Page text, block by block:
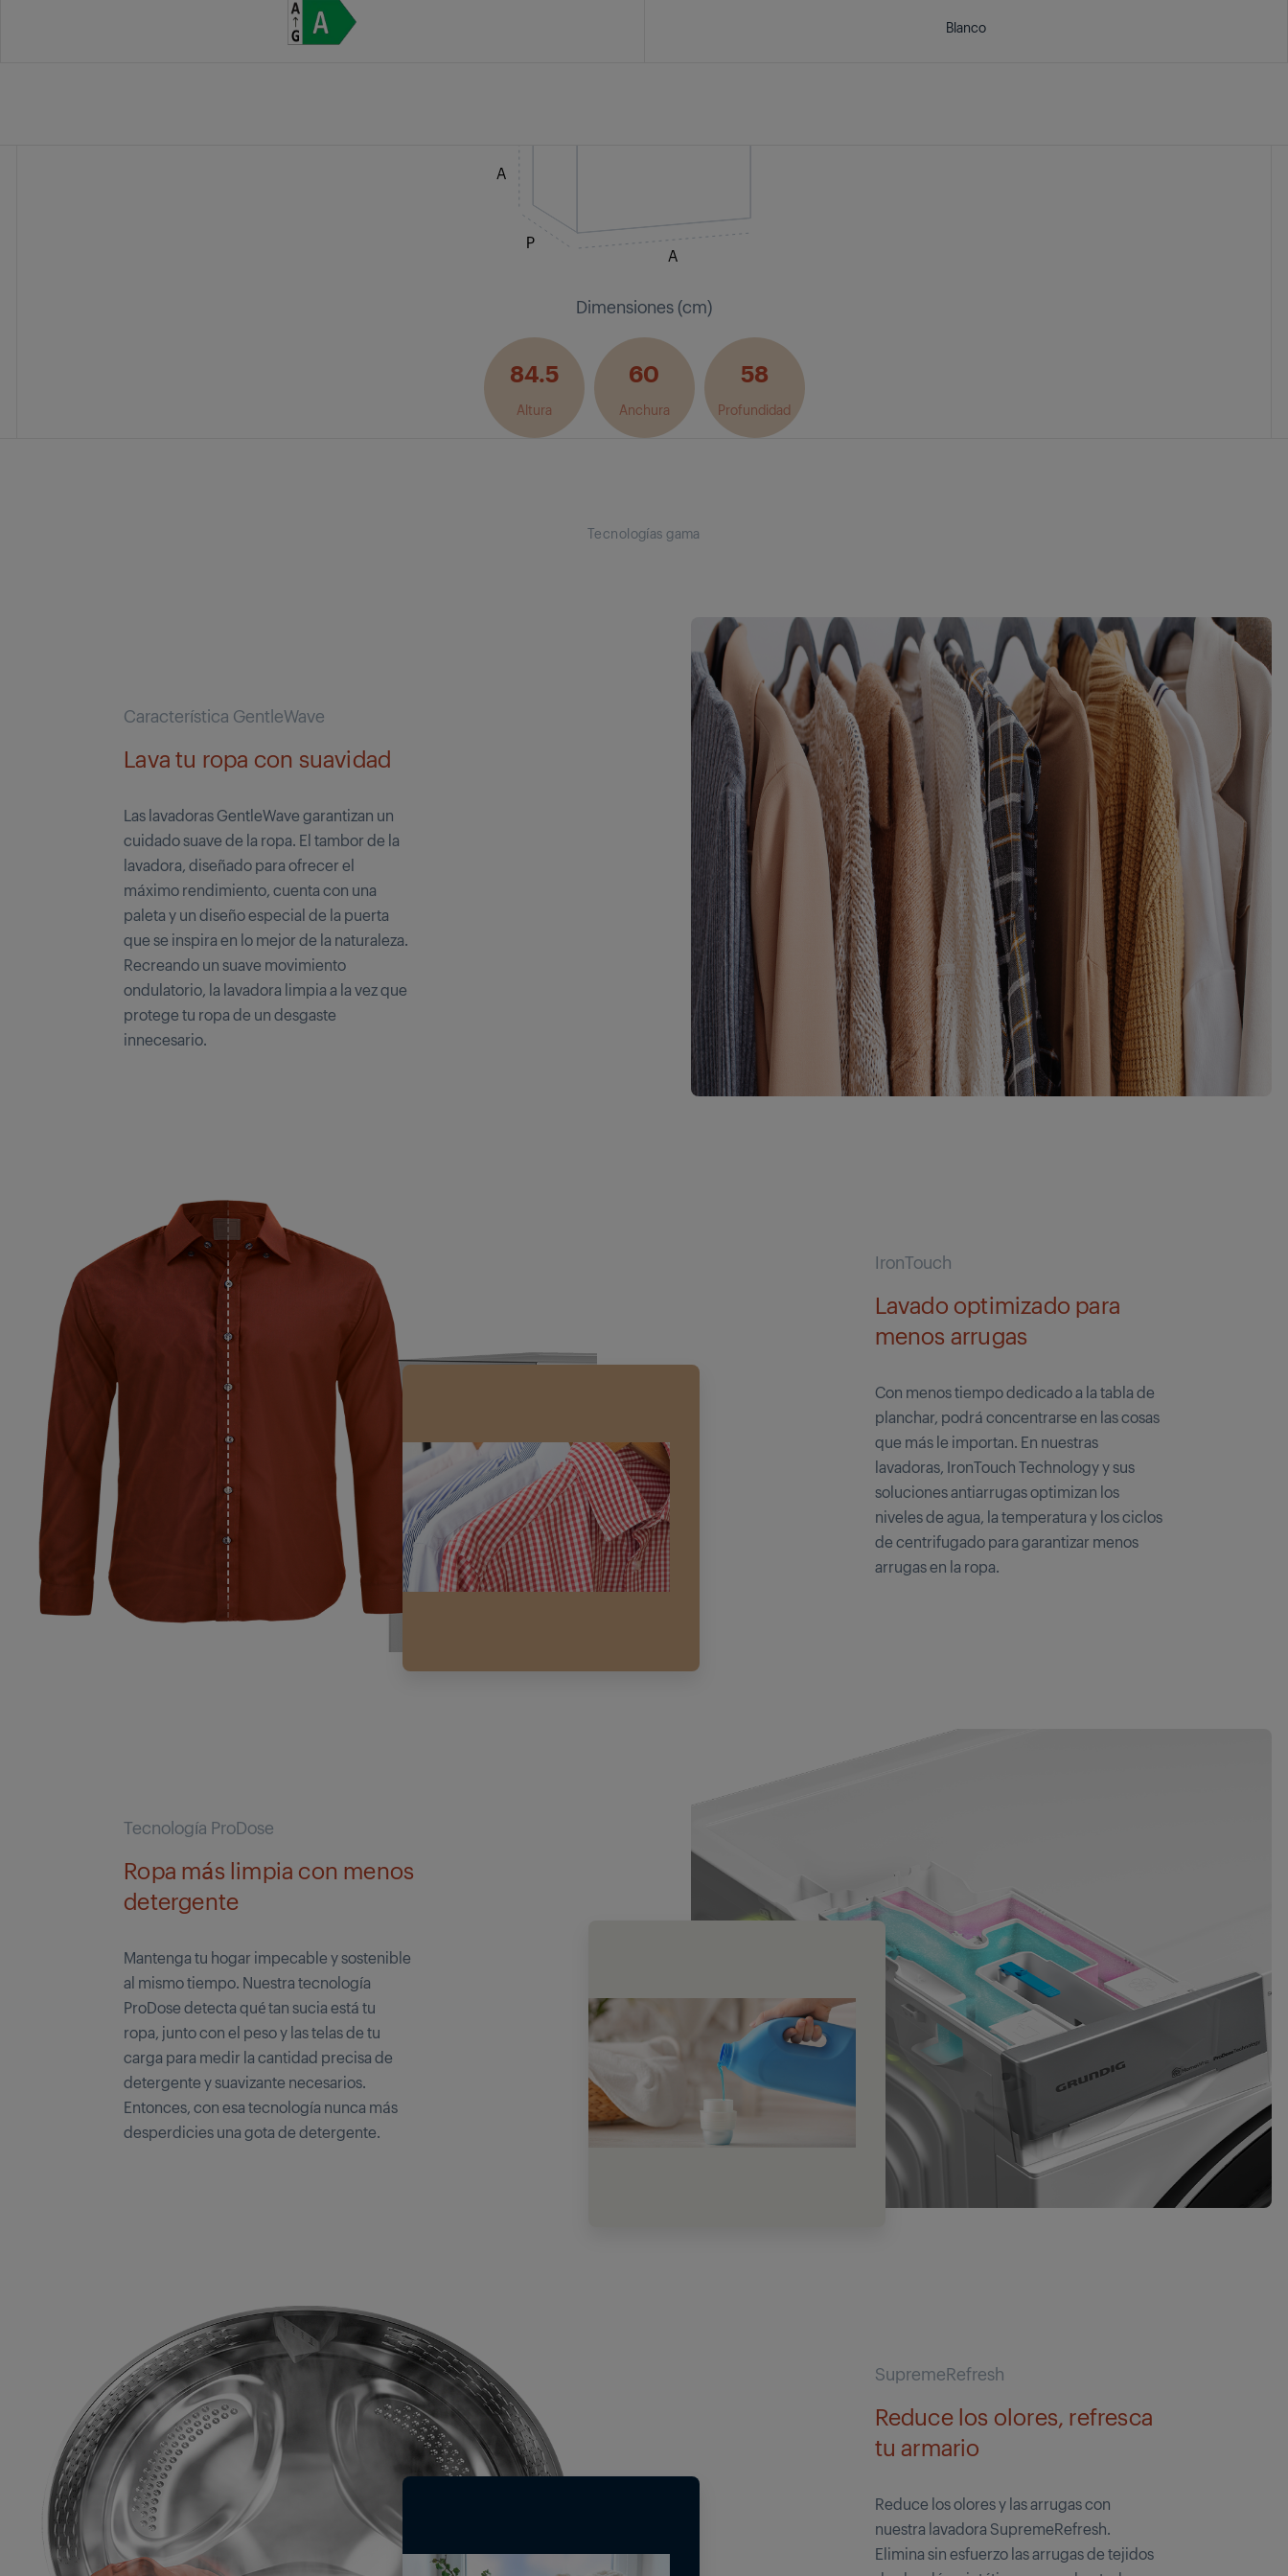
Blanco
A
P
A
Dimensiones (cm)
84.5
Altura
60
Anchura
58
Profundidad
Tecnologías gama
Característica GentleWave
Lava tu ropa con suavidad
Las lavadoras GentleWave garantizan un
cuidado suave de la ropa. El tambor de la
lavadora, diseñado para ofrecer el
máximo rendimiento, cuenta con una
paleta y un diseño especial de la puerta
que se inspira en lo mejor de la naturaleza.
Recreando un suave movimiento
ondulatorio, la lavadora limpia a la vez que
protege tu ropa de un desgaste
innecesario.
IronTouch
Lavado optimizado para
menos arrugas
Con menos tiempo dedicado a la tabla de
planchar, podrá concentrarse en las cosas
que más le importan. En nuestras
lavadoras, IronTouch Technology y sus
soluciones antiarrugas optimizan los
niveles de agua, la temperatura y los ciclos
de centrifugado para garantizar menos
arrugas en la ropa.
Tecnología ProDose
Ropa más limpia con menos
detergente
Mantenga tu hogar impecable y sostenible
al mismo tiempo. Nuestra tecnología
ProDose detecta qué tan sucia está tu
ropa, junto con el peso y las telas de tu
carga para medir la cantidad precisa de
detergente y suavizante necesarios.
Entonces, con esa tecnología nunca más
desperdicies una gota de detergente.
SupremeRefresh
Reduce los olores, refresca
tu armario
Reduce los olores y las arrugas con
nuestra lavadora SupremeRefresh.
Elimina sin esfuerzo las arrugas de tejidos